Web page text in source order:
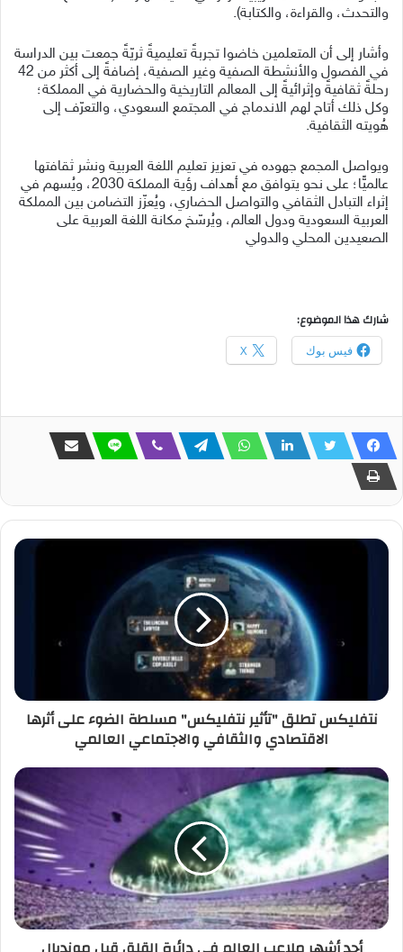
والتحدث، والقراءة، والكتابة).
وأشار إلى أن المتعلمين خاضوا تجربةً تعليميةً ثريّةً جمعت بين الدراسة
في الفصول والأنشطة الصفية وغير الصفية، إضافةً إلى أكثر من 42
رحلةً ثقافيةً وإثرائيةً إلى المعالم التاريخية والحضارية في المملكة؛
وكل ذلك أتاح لهم الاندماج في المجتمع السعودي، والتعرّف إلى
هُويته الثقافية.
ويواصل المجمع جهوده في تعزيز تعليم اللغة العربية ونشر ثقافتها
عالميًّا؛ على نحو يتوافق مع أهداف رؤية المملكة 2030، ويُسهم في
إثراء التبادل الثقافي والتواصل الحضاري، ويُعزّز التضامن بين المملكة
العربية السعودية ودول العالم، ويُرسّخ مكانة اللغة العربية على
الصعيدين المحلي والدولي
شارك هذا الموضوع:
فيس بوك X
نتفليكس تطلق "تأثير نتفليكس" مسلطة الضوء على أثرها
الاقتصادي والثقافي والاجتماعي العالمي